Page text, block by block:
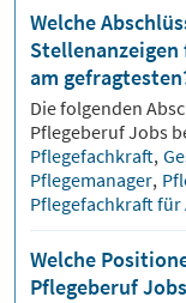
Welche
am
Die folgenden
PflegeberufJobs
Pflegefachkraft,
Pflegemanager,
Pflegefachkraft
Welche
Pflegeberuf